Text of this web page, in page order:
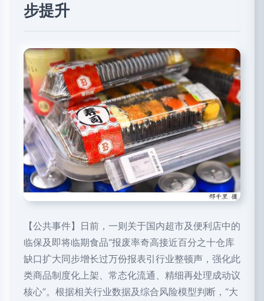
步提升
【公共事件】日前，一则关于国内超市及便利店中的
临保及即将临期食品“报废率奇高接近百分之十仓库
缺口扩大同步增长过万份报表引行业整顿声，强化此
类商品制度化上架、常态化流通、精细再处理成动议
核心”。根据相关行业数据及综合风险模型判断，“大